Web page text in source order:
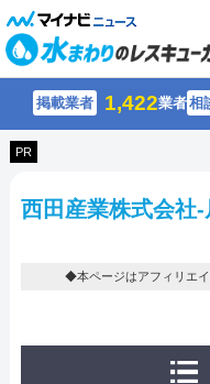
掲載業者 1,422業者相
PR
西田産業株式会社-
◆本ページはアフィリエイ